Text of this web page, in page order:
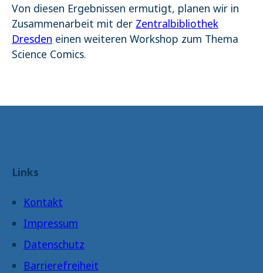
Von diesen Ergebnissen ermutigt, planen wir in
Zusammenarbeit mit der Zentralbibliothek
Dresden einen weiteren Workshop zum Thema
Science Comics.
Links
Kontakt
Impressum
Datenschutz
Barrierefreiheit